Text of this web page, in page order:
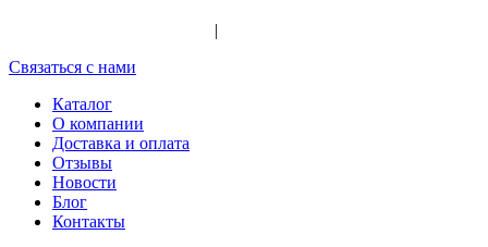
|
Связаться с нами
Каталог
О компании
Доставка и оплата
Отзывы
Новости
Блог
Контакты